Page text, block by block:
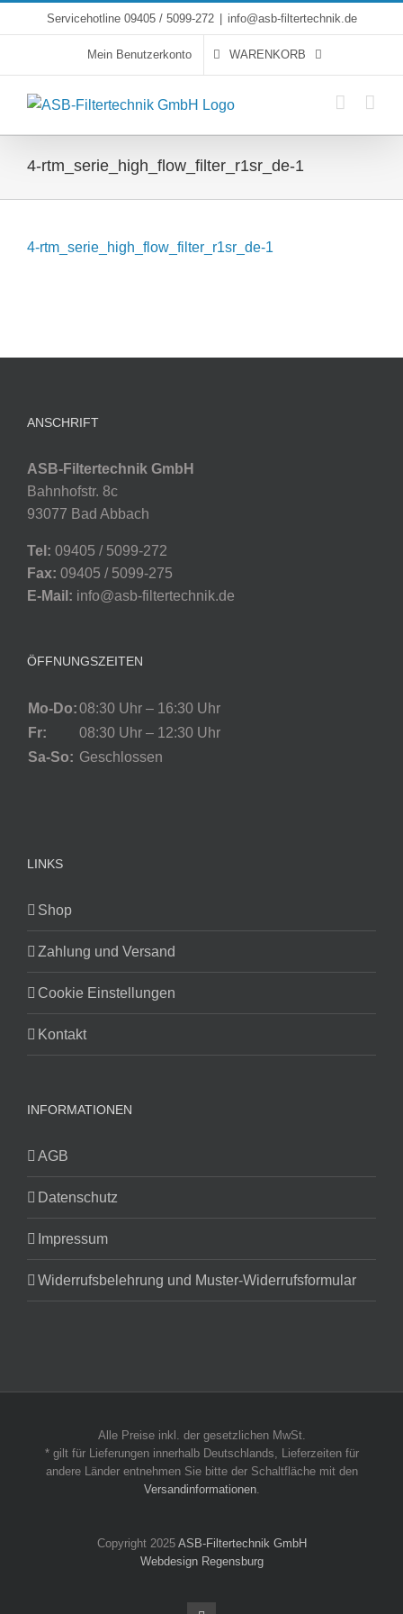
to
Servicehotline 09405 / 5099-272 info@asb-filtertechnik.de
Mein Benutzerkonto WARENKORB
4-rtm_serie_high_flow_filter_r1sr_de-1
4-rtm_serie_high_flow_filter_r1sr_de-1
ANSCHRIFT
ASB-Filtertechnik GmbH
Bahnhofstr. 8c
93077 Bad Abbach
Tel: 09405 / 5099-272
Fax: 09405 / 5099-275
E-Mail: info@asb-filtertechnik.de
ÖFFNUNGSZEITEN
Mo-Do:08:30 Uhr – 16:30 Uhr
Fr:
08:30 Uhr – 12:30 Uhr
Sa-So: Geschlossen
LINKS
Shop
Zahlung und Versand
Cookie Einstellungen
Kontakt
INFORMATIONEN
AGB
Datenschutz
Impressum
Widerrufsbelehrung und Muster-Widerrufsformular
Alle Preise inkl. der gesetzlichen MwSt.
* gilt für Lieferungen innerhalb Deutschlands, Lieferzeiten für
andere Länder entnehmen Sie bitte der Schaltfläche mit den
Versandinformationen.
Copyright 2025 ASB-Filtertechnik GmbH
Webdesign Regensburg